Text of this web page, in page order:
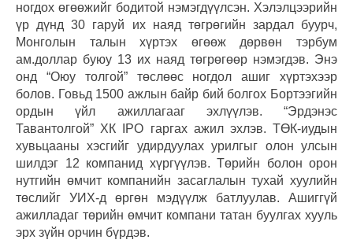
ногдох өгөөжийг бодитой нэмэгдүүлсэн. Хэлэлцээрийн
үр дүнд 30 гаруй их наяд төгрөгийн зардал буурч,
Монголын талын хүртэх өгөөж дөрвөн тэрбум
ам.доллар буюу 13 их наяд төгрөгөөр нэмэгдэв. Энэ
онд “Оюу толгой” төслөөс ногдол ашиг хүртэхээр
болов. Говьд 1500 ажлын байр бий болгох Бортээгийн
ордын үйл ажиллагааг эхлүүлэв. “Эрдэнэс
Тавантолгой” ХК IPO гаргах ажил эхлэв. ТӨК-иудын
хувьцааны хэсгийг удирдуулах урилгыг олон улсын
шилдэг 12 компанид хүргүүлэв. Төрийн болон орон
нутгийн өмчит компанийн засаглалын тухай хуулийн
төслийг УИХ-д өргөн мэдүүлж батлуулав. Ашиггүй
ажилладаг төрийн өмчит компани татан буулгах хууль
эрх зүйн орчин бүрдэв.